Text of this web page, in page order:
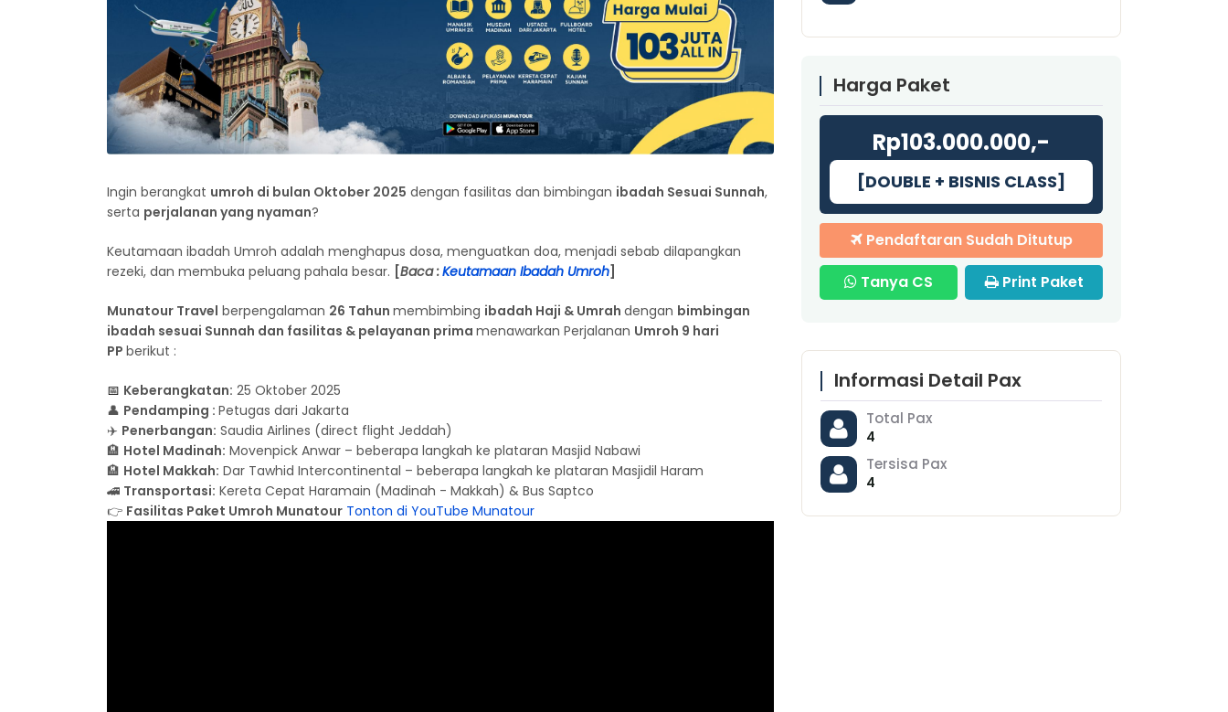
Ingin berangkat umroh di bulan Oktober 2025 dengan fasilitas dan bimbingan ibadah Sesuai Sunnah,
serta perjalanan yang nyaman?
Keutamaan ibadah Umroh adalah menghapus dosa, menguatkan doa, menjadi sebab dilapangkan
rezeki, dan membuka peluang pahala besar. [Baca :Keutamaan Ibadah Umroh]
Munatour Travel berpengalaman 26 Tahun membimbing ibadah Haji & Umrah dengan bimbingan
ibadah sesuai Sunnah dan fasilitas & pelayanan prima menawarkan Perjalanan Umroh 9 hari
PP berikut :
📅 Keberangkatan: 25 Oktober 2025
👤 Pendamping : Petugas dari Jakarta
✈️ Penerbangan: Saudia Airlines (direct flight Jeddah)
🏨 Hotel Madinah: Movenpick Anwar – beberapa langkah ke plataran Masjid Nabawi
🏨 Hotel Makkah: Dar Tawhid Intercontinental – beberapa langkah ke plataran Masjidil Haram
🚄 Transportasi: Kereta Cepat Haramain (Madinah - Makkah) & Bus Saptco
👉 Fasilitas Paket Umroh Munatour Tonton di YouTube Munatour
Harga Paket
Rp103.000.000,-
[DOUBLE + BISNIS CLASS]
Pendaftaran Sudah Ditutup
Tanya CS
Print Paket
Informasi Detail Pax
Total Pax
4
Tersisa Pax
4